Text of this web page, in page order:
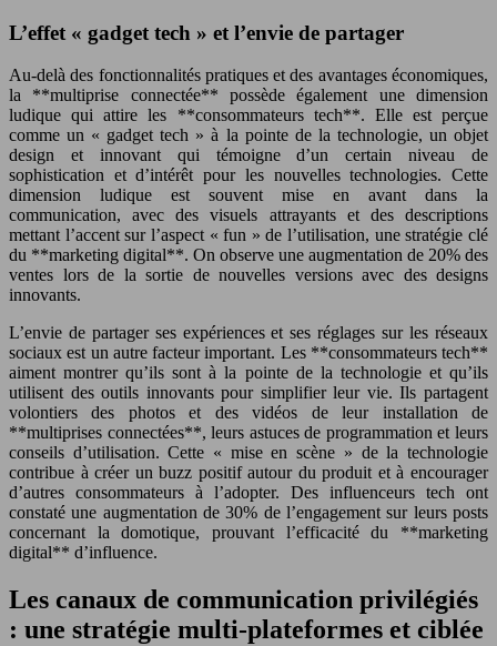
L’effet « gadget tech » et l’envie de partager
Au-delà des fonctionnalités pratiques et des avantages économiques,
la **multiprise connectée** possède également une dimension
ludique qui attire les **consommateurs tech**. Elle est perçue
comme un « gadget tech » à la pointe de la technologie, un objet
design et innovant qui témoigne d’un certain niveau de
sophistication et d’intérêt pour les nouvelles technologies. Cette
dimension ludique est souvent mise en avant dans la
communication, avec des visuels attrayants et des descriptions
mettant l’accent sur l’aspect « fun » de l’utilisation, une stratégie clé
du **marketing digital**. On observe une augmentation de 20% des
ventes lors de la sortie de nouvelles versions avec des designs
innovants.
L’envie de partager ses expériences et ses réglages sur les réseaux
sociaux est un autre facteur important. Les **consommateurs tech**
aiment montrer qu’ils sont à la pointe de la technologie et qu’ils
utilisent des outils innovants pour simplifier leur vie. Ils partagent
volontiers des photos et des vidéos de leur installation de
**multiprises connectées**, leurs astuces de programmation et leurs
conseils d’utilisation. Cette « mise en scène » de la technologie
contribue à créer un buzz positif autour du produit et à encourager
d’autres consommateurs à l’adopter. Des influenceurs tech ont
constaté une augmentation de 30% de l’engagement sur leurs posts
concernant la domotique, prouvant l’efficacité du **marketing
digital** d’influence.
Les canaux de communication privilégiés
: une stratégie multi-plateformes et ciblée